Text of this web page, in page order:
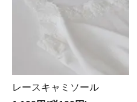
レースキャミソール